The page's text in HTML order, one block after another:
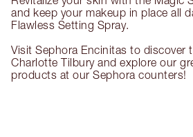
and keep your makeup in place all
Flawless Setting Spray.
Visit Sephora Encinitas to discover
Charlotte Tilbury and explore our
products at our Sephora counters!